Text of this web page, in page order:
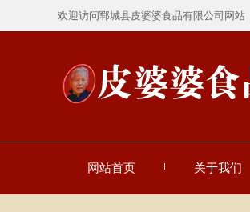
欢迎访问郓城县皮婆婆食品有限公司网站
网站首页 关于我们